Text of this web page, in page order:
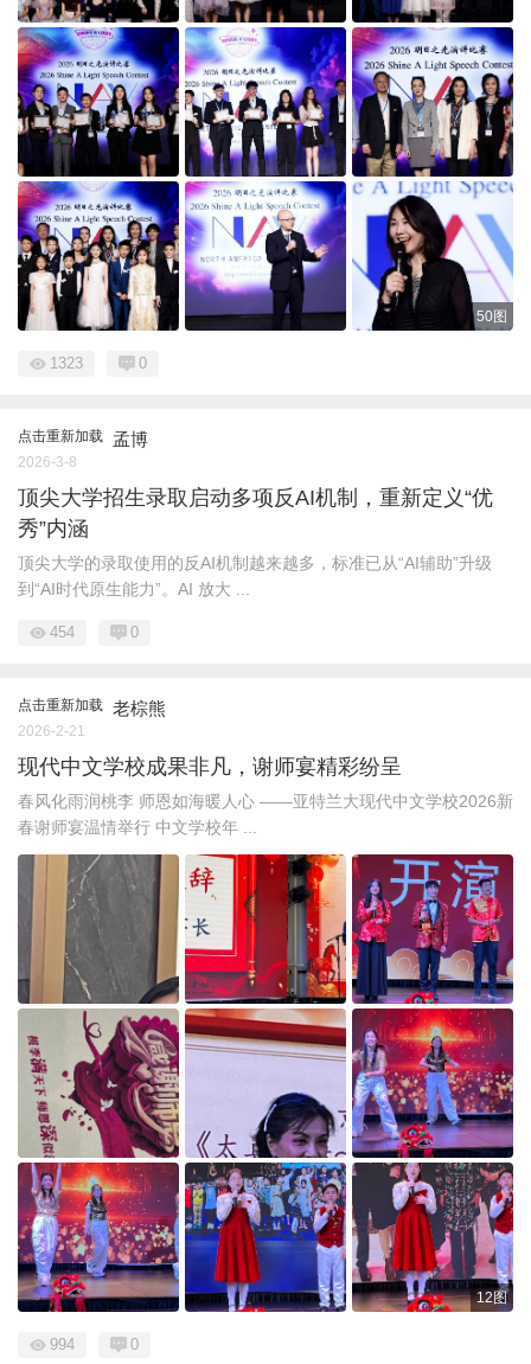
50图
1323 0
点击重新加载 孟博
2026-3-8
顶尖大学招生录取启动多项反AI机制，重新定义“优
秀”内涵
顶尖大学的录取使用的反AI机制越来越多，标准已从“AI辅助”升级
到“AI时代原生能力”。AI 放大 ...
454 0
点击重新加载 老棕熊
2026-2-21
现代中文学校成果非凡，谢师宴精彩纷呈
春风化雨润桃李 师恩如海暖人心 ——亚特兰大现代中文学校2026新
春谢师宴温情举行 中文学校年 ...
12图
994 0